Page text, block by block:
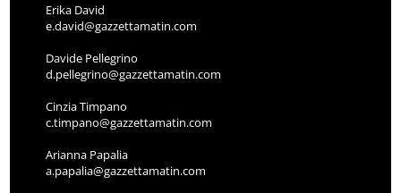
Erika David
e.david@gazzettamatin.com
Davide Pellegrino
d.pellegrino@gazzettamatin.com
Cinzia Timpano
c.timpano@gazzettamatin.com
Arianna Papalia
a.papalia@gazzettamatin.com